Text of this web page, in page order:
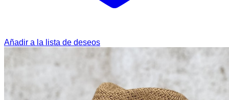
Añadir a la lista de deseos